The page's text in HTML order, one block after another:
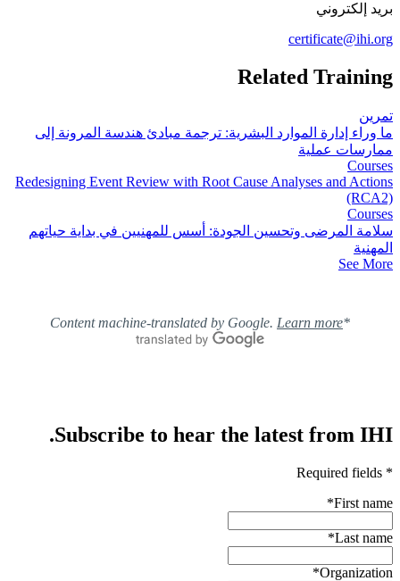
بريد إلكتروني
certificate@ihi.org
Related Training
تمرين
ما وراء إدارة الموارد البشرية: ترجمة مبادئ هندسة المرونة إلى
ممارسات عملية
Courses
Redesigning Event Review with Root Cause Analyses and Actions
(RCA2)
Courses
سلامة المرضى وتحسين الجودة: أسس للمهنيين في بداية حياتهم
المهنية
See More
*Content machine-translated by Google.
Learn more
Subscribe to hear the latest from IHI.
* Required fields
First name
*
Last name
*
Organization
*